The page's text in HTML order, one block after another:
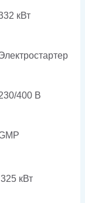
кВт
400 В
325 кВт